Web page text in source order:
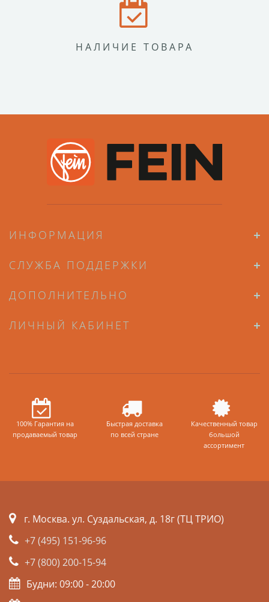
НАЛИЧИЕ ТОВАРА
ИНФОРМАЦИЯ
СЛУЖБА ПОДДЕРЖКИ
ДОПОЛНИТЕЛЬНО
ЛИЧНЫЙ КАБИНЕТ
100% Гарантия на
продаваемый товар
Быстрая доставка
по всей стране
Качественный товар
большой
ассортимент
г. Москва. ул. Суздальская, д. 18г (ТЦ ТРИО)
+7 (495) 151-96-96
+7 (800) 200-15-94
Будни: 09:00 - 20:00